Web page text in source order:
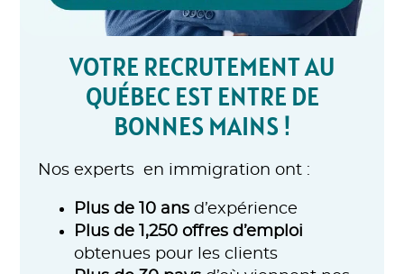
VOTRE RECRUTEMENT AU
QUÉBEC EST ENTRE DE
BONNES MAINS !
Nos experts en immigration ont :
Plus de 10 ans d’expérience
Plus de 1,250 offres d’emploi
obtenues pour les clients